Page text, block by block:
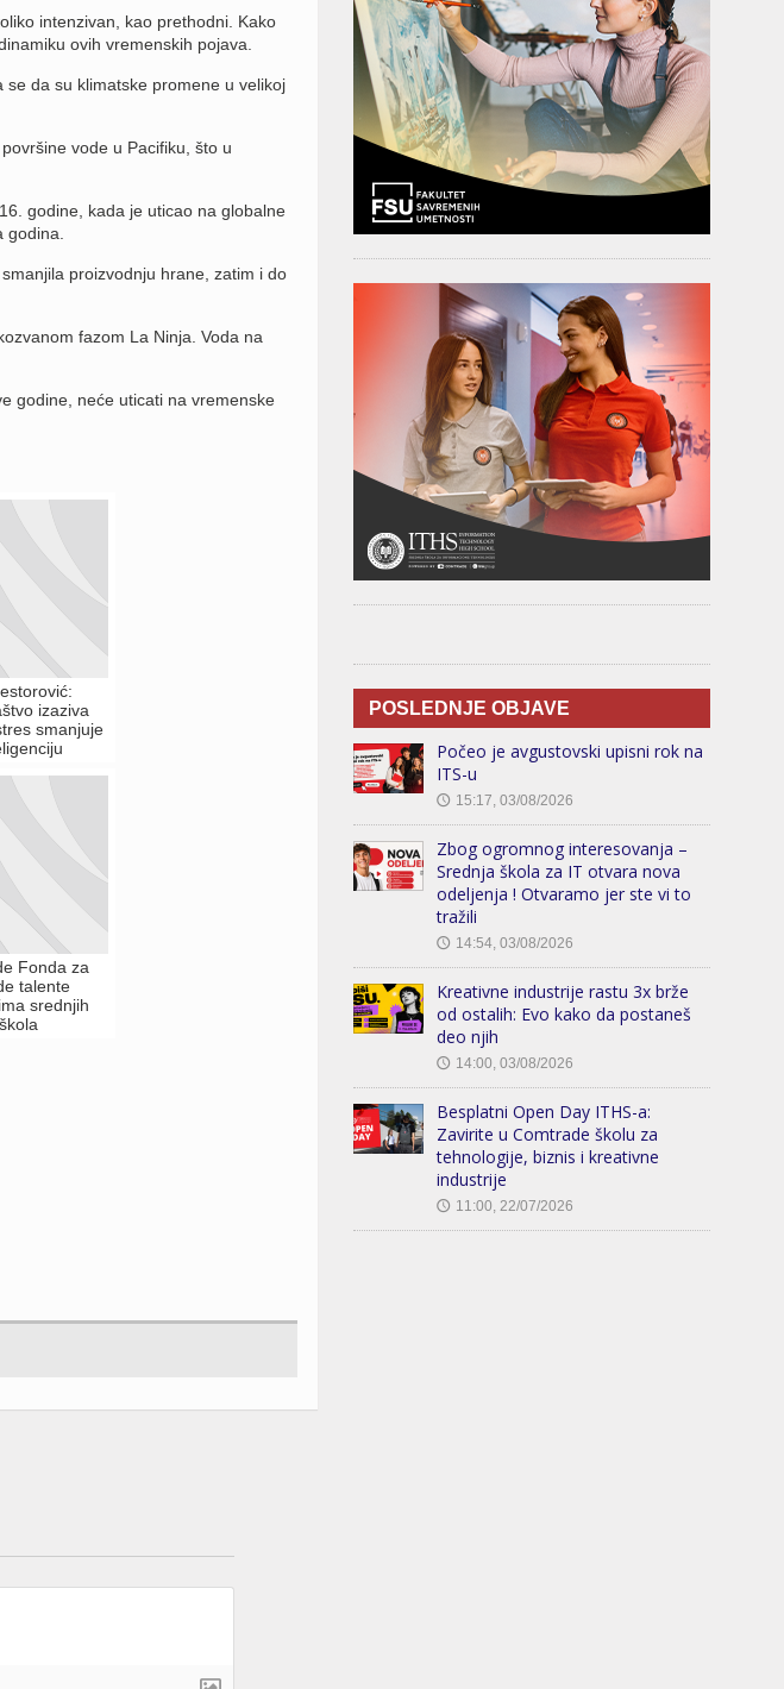
intenzivan, kao prethodni. Kako
ovih vremenskih pojava.
da su klimatske promene u velikoj
vode u Pacifiku, što u
godine, kada je uticao na globalne
proizvodnju hrane, zatim i do
fazom La Ninja. Voda na
godine, neće uticati na vremenske
izaziva
smanjuje
Fonda za
talente
srednjih
škola
POSLEDNJE OBJAVE
Počeo je avgustovski upisni rok na
ITS-u
🕔 15:17, 03/08/2026
Zbog ogromnog interesovanja –
Srednja škola za IT otvara nova
odeljenja ! Otvaramo jer ste vi to
tražili
🕔 14:54, 03/08/2026
Kreativne industrije rastu 3x brže
od ostalih: Evo kako da postaneš
deo njih
🕔 14:00, 03/08/2026
Besplatni Open Day ITHS-a:
Zavirite u Comtrade školu za
tehnologije, biznis i kreativne
industrije
🕔 11:00, 22/07/2026